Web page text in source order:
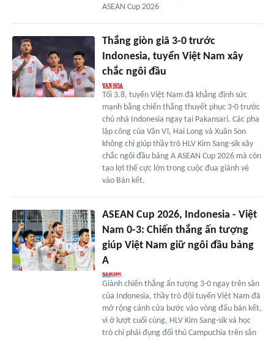
ASEAN Cup 2026
Thắng giòn giã 3-0 trước
Indonesia, tuyển Việt Nam xây
chắc ngôi đầu
Tối 3.8, tuyển Việt Nam đã khẳng định sức
mạnh bằng chiến thắng thuyết phục 3-0 trước
chủ nhà Indonesia ngay tại Pakansari. Các pha
lập công của Văn Vĩ, Hai Long và Xuân Son
không chỉ giúp thầy trò HLV Kim Sang-sik xây
chắc ngôi đầu bảng A ASEAN Cup 2026 mà còn
tạo lợi thế cực lớn trong cuộc đua giành vé
vào Bán kết.
ASEAN Cup 2026, Indonesia - Việt
Nam 0-3: Chiến thắng ấn tượng
giúp Việt Nam giữ ngôi đầu bảng
A
Giành chiến thắng ấn tượng 3-0 ngay trên sân
của Indonesia, thầy trò đội tuyển Việt Nam đã
mở rộng cánh cửa bước vào vòng đấu bán kết,
vì ở lượt cuối cùng, HLV Kim Sang-sik và học
trò chỉ phải đụng đối thủ Campuchia trên sân